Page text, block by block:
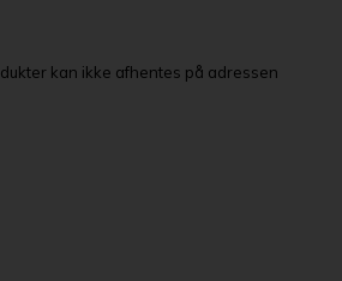
kan ikke afhentes på adressen